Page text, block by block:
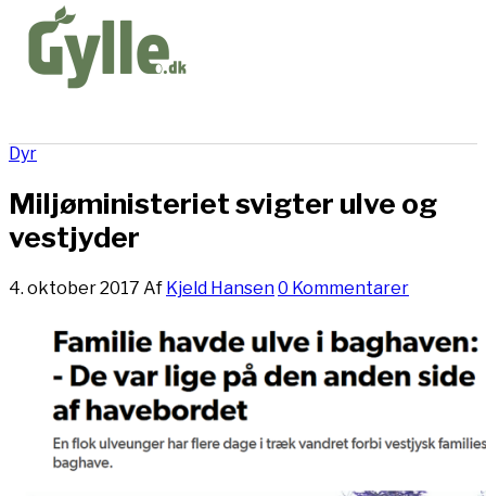
Dyr
Miljøministeriet svigter ulve og
vestjyder
4. oktober 2017 Af Kjeld Hansen0 Kommentarer